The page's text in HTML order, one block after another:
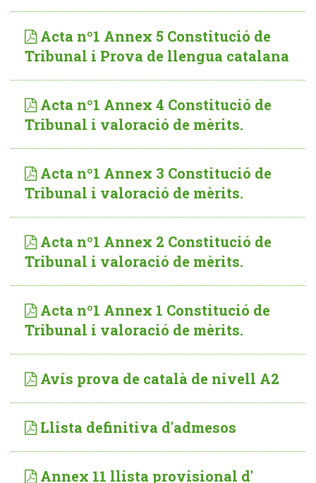
Acta nº1 Annex 5 Constitució de
Tribunal i Prova de llengua catalana
Acta nº1 Annex 4 Constitució de
Tribunal i valoració de mèrits.
Acta nº1 Annex 3 Constitució de
Tribunal i valoració de mèrits.
Acta nº1 Annex 2 Constitució de
Tribunal i valoració de mèrits.
Acta nº1 Annex 1 Constitució de
Tribunal i valoració de mèrits.
Avís prova de català de nivell A2
Llista definitiva d'admesos
Annex 11 llista provisional d'